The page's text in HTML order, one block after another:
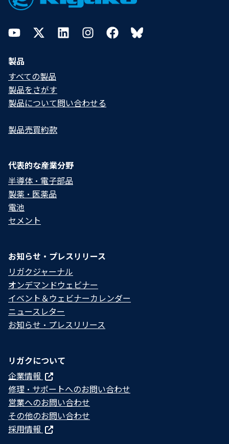
YouTubeTwitterLinkedInInstagramFacebookBluesky
製品
すべての製品
製品をさがす
製品について問い合わせる​
製品売買約款
代表的な産業分野
半導体・電子部品
製薬・医薬品
電池
セメント
お知らせ・プレスリリース
リガクジャーナル
オンデマンドウェビナー
イベント＆ウェビナーカレンダー
ニュースレター
お知らせ・プレスリリース
リガクについて
企業情報
修理・サポートへのお問い合わせ
営業へのお問い合わせ
その他のお問い合わせ
採用情報